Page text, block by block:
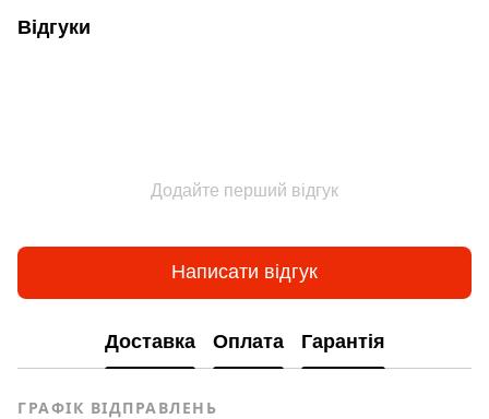
Відгуки
Додайте перший відгук
Написати відгук
Доставка Оплата Гарантія
ГРАФІК ВІДПРАВЛЕНЬ